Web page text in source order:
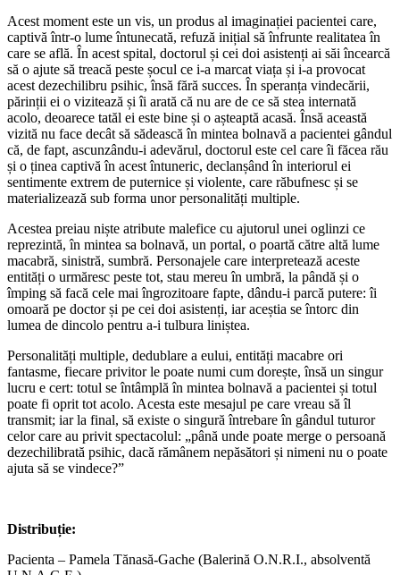
Acest moment este un vis, un produs al imaginației pacientei care,
captivă într-o lume întunecată, refuză inițial să înfrunte realitatea în
care se află. În acest spital, doctorul și cei doi asistenți ai săi încearcă
să o ajute să treacă peste șocul ce i-a marcat viața și i-a provocat
acest dezechilibru psihic, însă fără succes. În speranța vindecării,
părinții ei o vizitează și îi arată că nu are de ce să stea internată
acolo, deoarece tatăl ei este bine și o așteaptă acasă. Însă această
vizită nu face decât să sădească în mintea bolnavă a pacientei gândul
că, de fapt, ascunzându-i adevărul, doctorul este cel care îi făcea rău
și o ținea captivă în acest întuneric, declanșând în interiorul ei
sentimente extrem de puternice și violente, care răbufnesc și se
materializează sub forma unor personalități multiple.
Acestea preiau niște atribute malefice cu ajutorul unei oglinzi ce
reprezintă, în mintea sa bolnavă, un portal, o poartă către altă lume
macabră, sinistră, sumbră. Personajele care interpretează aceste
entități o urmăresc peste tot, stau mereu în umbră, la pândă și o
împing să facă cele mai îngrozitoare fapte, dându-i parcă putere: îi
omoară pe doctor și pe cei doi asistenți, iar aceștia se întorc din
lumea de dincolo pentru a-i tulbura liniștea.
Personalități multiple, dedublare a eului, entități macabre ori
fantasme, fiecare privitor le poate numi cum dorește, însă un singur
lucru e cert: totul se întâmplă în mintea bolnavă a pacientei și totul
poate fi oprit tot acolo. Acesta este mesajul pe care vreau să îl
transmit; iar la final, să existe o singură întrebare în gândul tuturor
celor care au privit spectacolul: „până unde poate merge o persoană
dezechilibrată psihic, dacă rămânem nepăsători și nimeni nu o poate
ajuta să se vindece?”
Distribuție:
Pacienta – Pamela Tănasă-Gache (Balerină O.N.R.I., absolventă